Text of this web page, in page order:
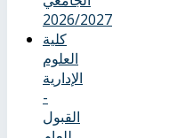
2026/2027
كلية
العلوم
الإدارية
-
القبول